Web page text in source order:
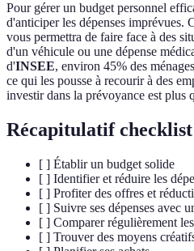
Pour gérer un budget personnel
d'anticiper les dépenses imprévues.
vous permettra de faire face à des
d'un véhicule ou une dépense
d'INSEE, environ 45% des
ce qui les pousse à recourir à des
investir dans la prévoyance est plus
Récapitulatif checklist
[ ] Établir un budget solide
[ ] Identifier et réduire les
[ ] Profiter des offres et
[ ] Suivre ses dépenses avec
[ ] Comparer régulièrement
[ ] Trouver des moyens